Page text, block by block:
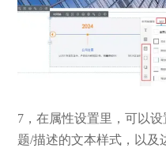
7，在属性设置里，可以
题/描述的文本样式，以及